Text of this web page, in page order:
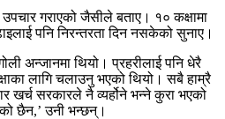
गराएको जैसीले बताए। १० कक्षामा
पनि निरन्तरता दिन नसकेको सुनाए।
अन्जानमा थियो। प्रहरीलाई पनि धेरै
लागि चलाउनु भएको थियो। सबै हाम्रै
खर्च सरकारले नै व्यर्होने भन्ने कुरा भएको
छैन,’ उनी भन्छन्।